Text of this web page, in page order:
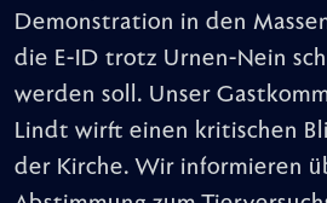
Demonstration in den
die E-ID trotz Urnen-Nein
werden soll. Unser
Lindt wirft einen kritischen
der Kirche. Wir informieren